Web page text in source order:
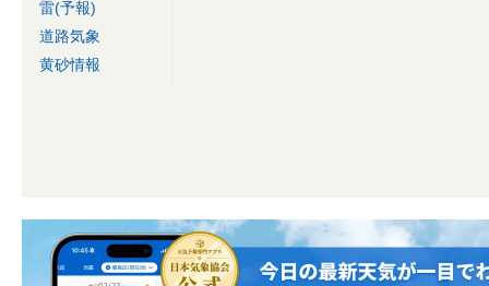
雷(予報)
道路気象
黄砂情報